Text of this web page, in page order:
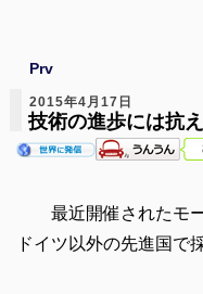
Prv
2015年4月17日
技術の進歩には抗
最近開催されたモー
ドイツ以外の先進国で